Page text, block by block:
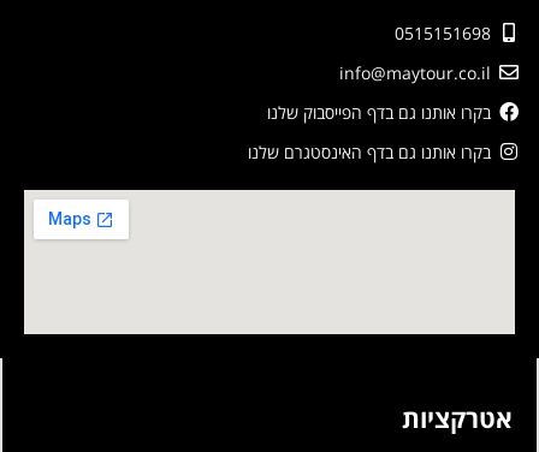
0515151698
info@maytour.co.il
בקרו אותנו גם בדף הפייסבוק שלנו
בקרו אותנו גם בדף האינסטגרם שלנו
אטרקציות